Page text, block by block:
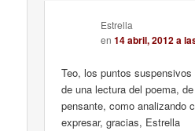
Estrella
en14 abril, 2012 a
Teo, los puntos
de una lectura del poema,
pensante, como analizando
expresar, gracias, Estrella